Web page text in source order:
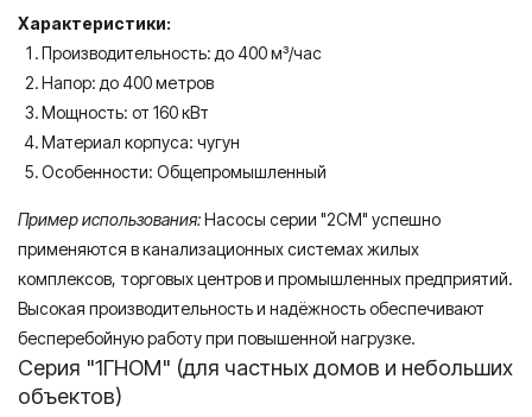
Характеристики:
Производительность: до 400 м³/час
Напор: до 400 метров
Мощность: от 160 кВт
Материал корпуса: чугун
Особенности: Общепромышленный
Пример использования:Насосы серии "2СМ" успешно
применяются в канализационных системах жилых
комплексов, торговых центров и промышленных предприятий.
Высокая производительность и надёжность обеспечивают
бесперебойную работу при повышенной нагрузке.
Серия "1ГНОМ" (для частных домов и небольших
объектов)